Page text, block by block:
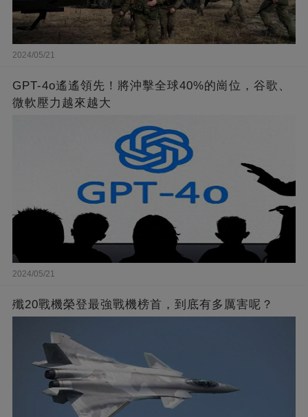
2024/05/21
GPT-4o遙遙領先！將沖擊全球40%的崗位，谷歌、
微軟壓力越來越大
2024/05/21
殲20戰機榮登最強戰機榜首，到底有多厲害呢？